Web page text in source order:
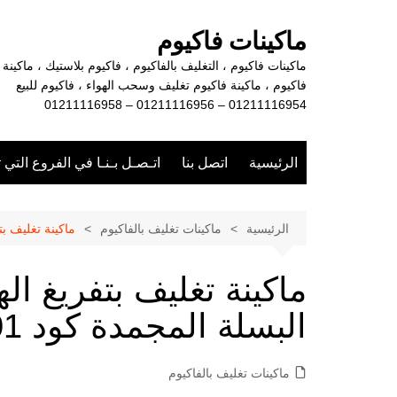
ماكينات فاكيوم
ماكينات فاكيوم ، التغليف بالفاكيوم ، فاكيوم بلاستيك ، ماكينة
فاكيوم ، ماكينة فاكيوم تغليف وسحب الهواء ، فاكيوم للبيع
01211116954 – 01211116956 – 01211116958
الرئيسية اتصل بنا اتـصـل بـنـا في الفروع
الرئيسية ماكينات تغليف بالفاكيوم ماكينة تغليف
ماكينة تغليف بتفريغ
البسلة المجمدة كود 601 ماركة مهندس منسي
ماكينات تغليف بالفاكيوم